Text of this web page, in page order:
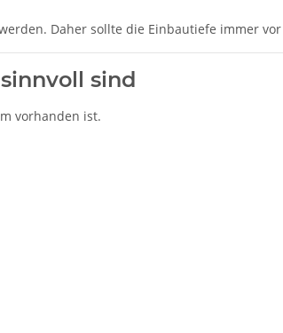
Daher sollte die Einbautiefe immer
sind
vorhanden ist.